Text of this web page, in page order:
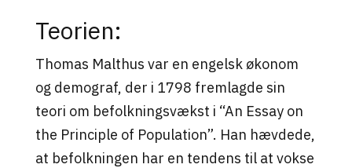
Teorien:
Thomas Malthus var en engelsk økonom
og demograf, der i 1798 fremlagde sin
teori om befolkningsvækst i “An Essay on
the Principle of Population”. Han hævdede,
at befolkningen har en tendens til at vokse